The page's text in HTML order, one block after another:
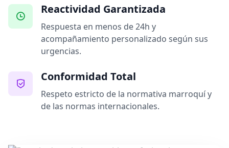
Reactividad Garantizada
Respuesta en menos de 24h y
acompañamiento personalizado según sus
urgencias.
Conformidad Total
Respeto estricto de la normativa marroquí y
de las normas internacionales.